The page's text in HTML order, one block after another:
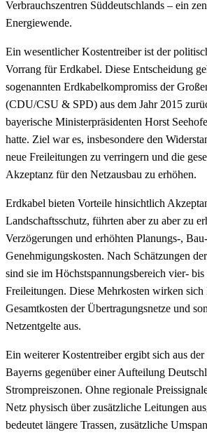
Verbrauchszentren Süddeutschlands – ein
Energiewende.
Ein wesentlicher Kostentreiber ist der
Vorrang für Erdkabel. Diese Entscheidung
sogenannten Erdkabelkompromiss der
(CDU/CSU & SPD) aus dem Jahr 2015
bayerische Ministerpräsidenten Horst
hatte. Ziel war es, insbesondere den
neue Freileitungen zu verringern und die
Akzeptanz für den Netzausbau zu erhöhen.
Erdkabel bieten Vorteile hinsichtlich
Landschaftsschutz, führten aber zu aber zu
Verzögerungen und erhöhten Planungs-,
Genehmigungskosten. Nach Schätzungen
sind sie im Höchstspannungsbereich vier- bis
Freileitungen. Diese Mehrkosten wirken
Gesamtkosten der Übertragungsnetze und
Netzentgelte aus.
Ein weiterer Kostentreiber ergibt sich aus
Bayerns gegenüber einer Aufteilung
Strompreiszonen. Ohne regionale
Netz physisch über zusätzliche Leitungen
bedeutet längere Trassen, zusätzliche